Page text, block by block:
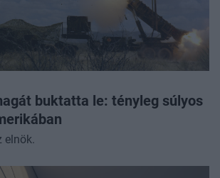
buktatta le: tényleg súlyos
elnök.